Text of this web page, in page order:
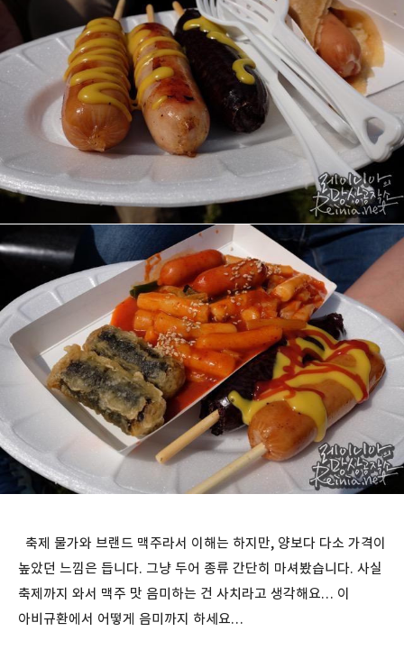
축제 물가와 브랜드 맥주라서 이해는 하지만, 양보다 다소 가격이
높았던 느낌은 듭니다. 그냥 두어 종류 간단히 마셔봤습니다. 사실
축제까지 와서 맥주 맛 음미하는 건 사치라고 생각해요… 이
아비규환에서 어떻게 음미까지 하세요…